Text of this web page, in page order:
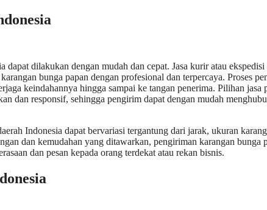
dilakukan dengan mudah dan cepat. Jasa kurir atau
bunga papan dengan profesional dan terpercaya. Proses
keindahannya hingga sampai ke tangan penerima. Pilihan jasa
dan responsif, sehingga pengirim dapat dengan mudah
Indonesia dapat bervariasi tergantung dari jarak, ukuran
dan kemudahan yang ditawarkan, pengiriman karangan bunga
dan pesan kepada orang terdekat atau rekan bisnis.